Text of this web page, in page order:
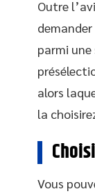
Outre
parmi une
alors
la
Vous